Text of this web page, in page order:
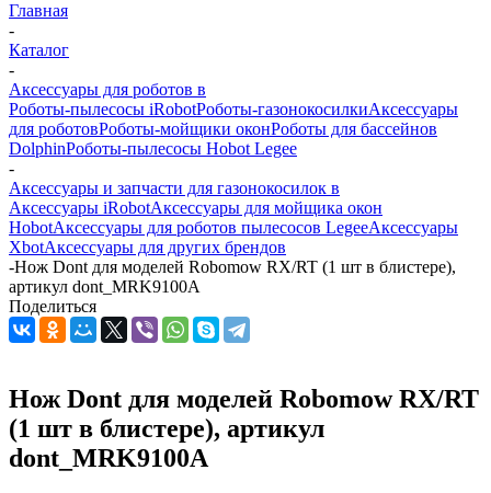
Главная
-
Каталог
-
Аксессуары для роботов в
Роботы-пылесосы iRobotРоботы-газонокосилкиАксессуары
для роботовРоботы-мойщики оконРоботы для бассейнов
DolphinРоботы-пылесосы Hobot Legee
-
Аксессуары и запчасти для газонокосилок в
Аксессуары iRobotАксессуары для мойщика окон
HobotАксессуары для роботов пылесосов LegeeАксессуары
XbotАксессуары для других брендов
-Нож Dont для моделей Robomow RX/RT (1 шт в блистере),
артикул dont_MRK9100A
Поделиться
Нож Dont для моделей Robomow RX/RT
(1 шт в блистере), артикул
dont_MRK9100A